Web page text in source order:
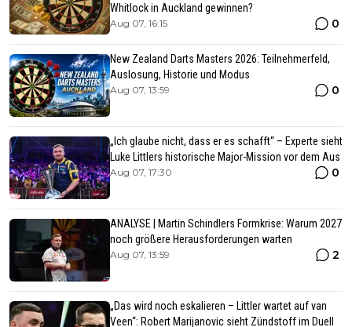
Whitlock in Auckland gewinnen?
Aug 07, 16:15 0
New Zealand Darts Masters 2026: Teilnehmerfeld,
Auslosung, Historie und Modus
Aug 07, 13:59 0
„Ich glaube nicht, dass er es schafft“ – Experte sieht
Luke Littlers historische Major-Mission vor dem Aus
Aug 07, 17:30 0
ANALYSE | Martin Schindlers Formkrise: Warum 2027
noch größere Herausforderungen warten
Aug 07, 13:59 2
„Das wird noch eskalieren – Littler wartet auf van
Veen“: Robert Marijanovic sieht Zündstoff im Duell